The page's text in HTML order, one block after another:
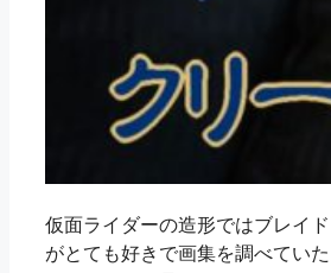
仮面ライダーの造形ではブレイド
がとても好きで画集を調べていた